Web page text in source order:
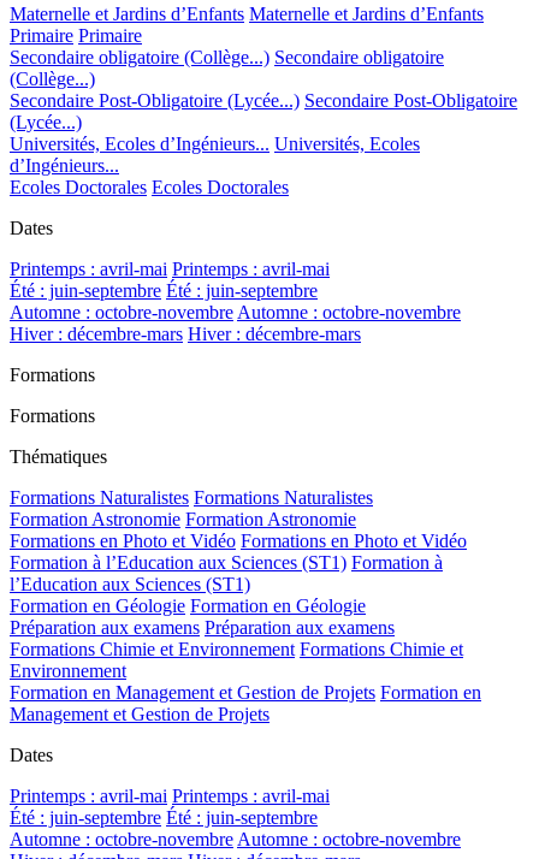
Maternelle et Jardins d’Enfants Maternelle et Jardins d’Enfants
Primaire Primaire
Secondaire obligatoire (Collège...) Secondaire obligatoire
(Collège...)
Secondaire Post-Obligatoire (Lycée...) Secondaire Post-Obligatoire
(Lycée...)
Universités, Ecoles d’Ingénieurs... Universités, Ecoles
d’Ingénieurs...
Ecoles Doctorales Ecoles Doctorales
Dates
Printemps : avril-mai Printemps : avril-mai
Été : juin-septembre Été : juin-septembre
Automne : octobre-novembreAutomne : octobre-novembre
Hiver : décembre-mars Hiver : décembre-mars
Formations
Formations
Thématiques
Formations Naturalistes Formations Naturalistes
Formation Astronomie Formation Astronomie
Formations en Photo et Vidéo Formations en Photo et Vidéo
Formation à l’Education aux Sciences (ST1) Formation à
l’Education aux Sciences (ST1)
Formation en Géologie Formation en Géologie
Préparation aux examens Préparation aux examens
Formations Chimie et Environnement Formations Chimie et
Environnement
Formation en Management et Gestion de Projets Formation en
Management et Gestion de Projets
Dates
Printemps : avril-mai Printemps : avril-mai
Été : juin-septembre Été : juin-septembre
Automne : octobre-novembreAutomne : octobre-novembre